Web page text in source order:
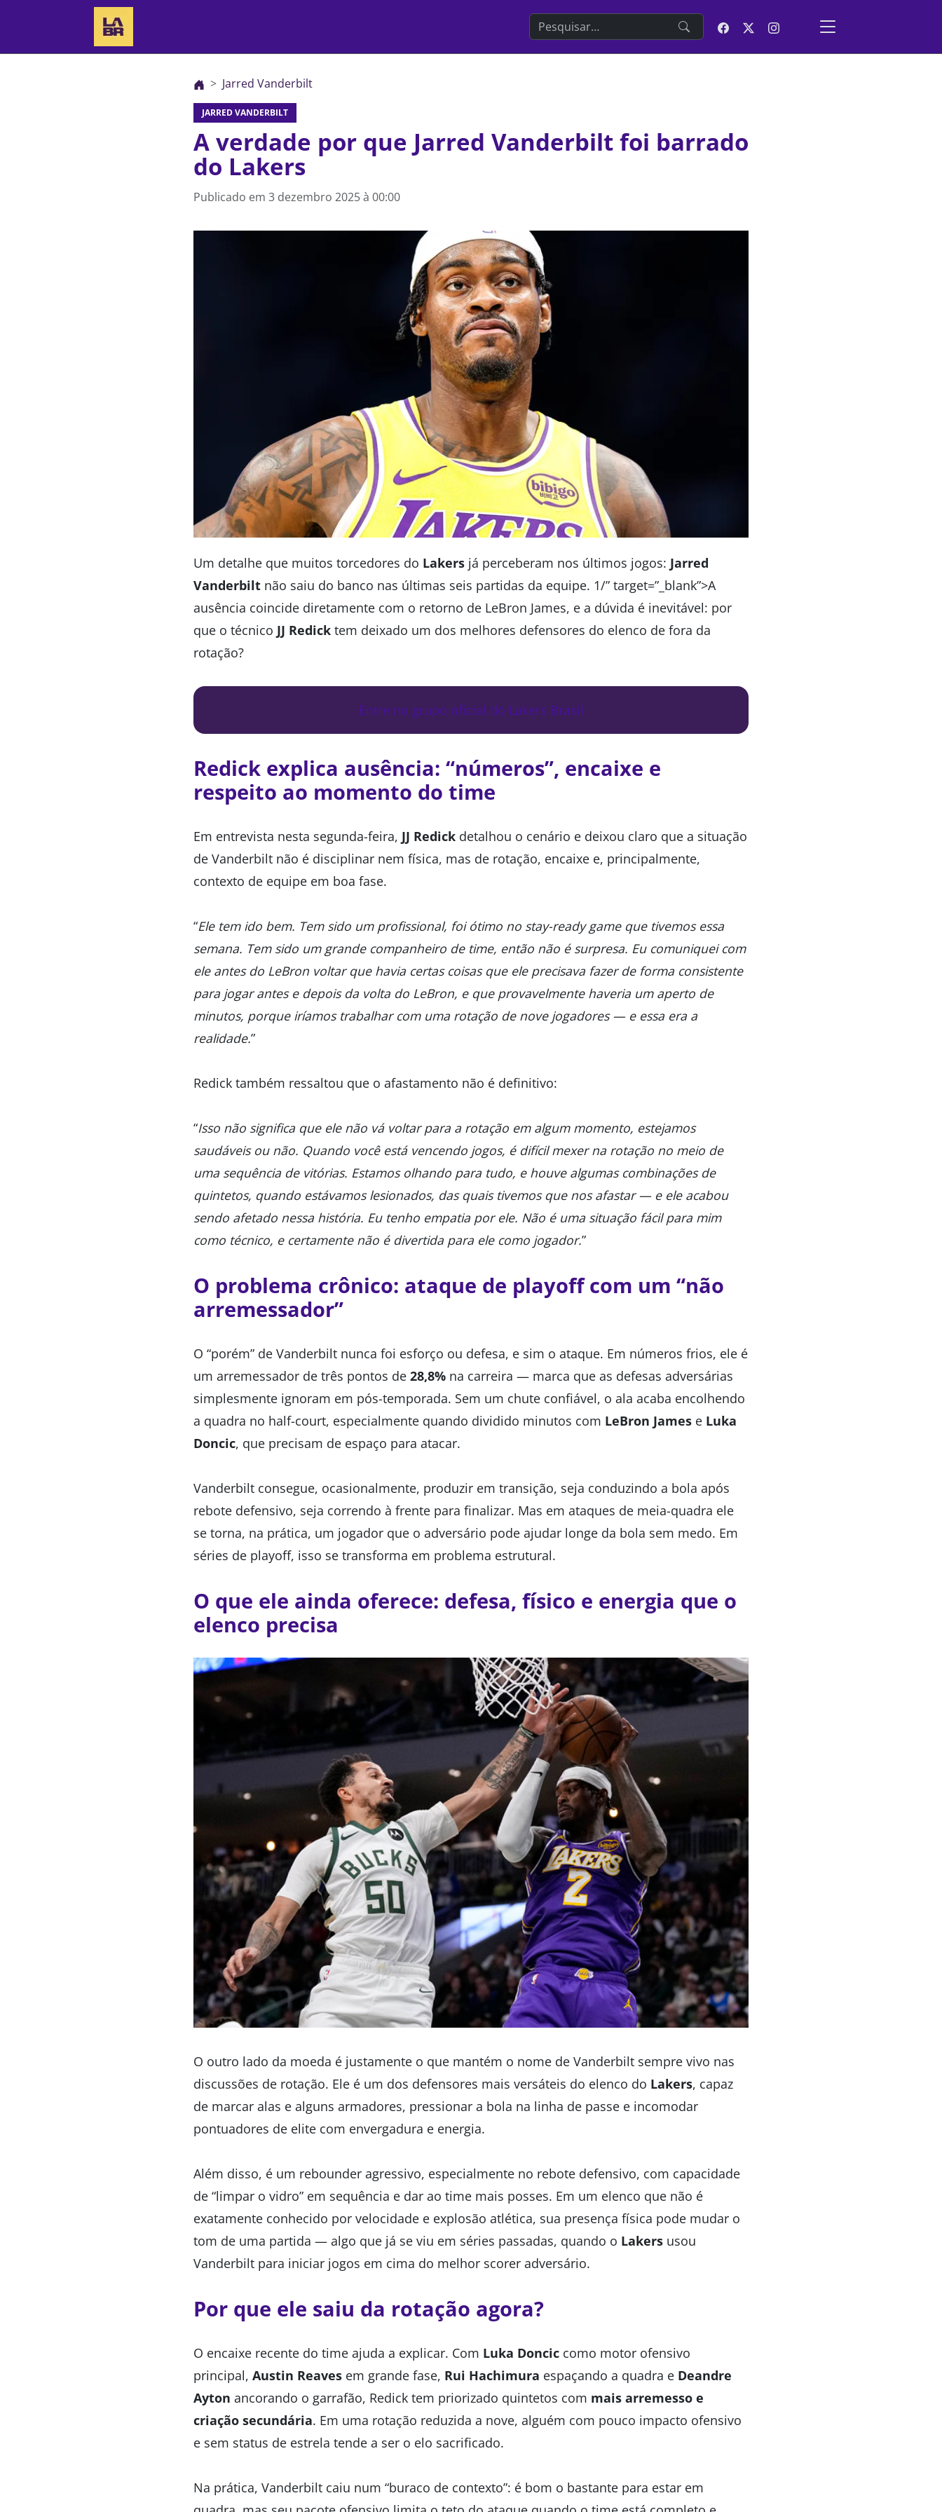
Search the website
Jarred Vanderbilt
JARRED VANDERBILT
A verdade por que Jarred Vanderbilt foi barrado
do Lakers
Publicado em 3 dezembro 2025 à 00:00
Um detalhe que muitos torcedores do Lakers já perceberam nos últimos jogos: Jarred
Vanderbilt não saiu do banco nas últimas seis partidas da equipe. 1/” target=”_blank”>A
ausência coincide diretamente com o retorno de LeBron James, e a dúvida é inevitável: por
que o técnico JJ Redick tem deixado um dos melhores defensores do elenco de fora da
rotação?
Entre no grupo oficial do Lakers Brasil
Redick explica ausência: “números”, encaixe e
respeito ao momento do time
Em entrevista nesta segunda-feira, JJ Redick detalhou o cenário e deixou claro que a situação
de Vanderbilt não é disciplinar nem física, mas de rotação, encaixe e, principalmente,
contexto de equipe em boa fase.
“Ele tem ido bem. Tem sido um profissional, foi ótimo no stay-ready game que tivemos essa
semana. Tem sido um grande companheiro de time, então não é surpresa. Eu comuniquei com
ele antes do LeBron voltar que havia certas coisas que ele precisava fazer de forma consistente
para jogar antes e depois da volta do LeBron, e que provavelmente haveria um aperto de
minutos, porque iríamos trabalhar com uma rotação de nove jogadores — e essa era a
realidade.”
Redick também ressaltou que o afastamento não é definitivo:
“Isso não significa que ele não vá voltar para a rotação em algum momento, estejamos
saudáveis ou não. Quando você está vencendo jogos, é difícil mexer na rotação no meio de
uma sequência de vitórias. Estamos olhando para tudo, e houve algumas combinações de
quintetos, quando estávamos lesionados, das quais tivemos que nos afastar — e ele acabou
sendo afetado nessa história. Eu tenho empatia por ele. Não é uma situação fácil para mim
como técnico, e certamente não é divertida para ele como jogador.”
O problema crônico: ataque de playoff com um “não
arremessador”
O “porém” de Vanderbilt nunca foi esforço ou defesa, e sim o ataque. Em números frios, ele é
um arremessador de três pontos de 28,8% na carreira — marca que as defesas adversárias
simplesmente ignoram em pós-temporada. Sem um chute confiável, o ala acaba encolhendo
a quadra no half-court, especialmente quando dividido minutos com LeBron James e Luka
Doncic, que precisam de espaço para atacar.
Vanderbilt consegue, ocasionalmente, produzir em transição, seja conduzindo a bola após
rebote defensivo, seja correndo à frente para finalizar. Mas em ataques de meia-quadra ele
se torna, na prática, um jogador que o adversário pode ajudar longe da bola sem medo. Em
séries de playoff, isso se transforma em problema estrutural.
O que ele ainda oferece: defesa, físico e energia que o
elenco precisa
O outro lado da moeda é justamente o que mantém o nome de Vanderbilt sempre vivo nas
discussões de rotação. Ele é um dos defensores mais versáteis do elenco do Lakers, capaz
de marcar alas e alguns armadores, pressionar a bola na linha de passe e incomodar
pontuadores de elite com envergadura e energia.
Além disso, é um rebounder agressivo, especialmente no rebote defensivo, com capacidade
de “limpar o vidro” em sequência e dar ao time mais posses. Em um elenco que não é
exatamente conhecido por velocidade e explosão atlética, sua presença física pode mudar o
tom de uma partida — algo que já se viu em séries passadas, quando o Lakers usou
Vanderbilt para iniciar jogos em cima do melhor scorer adversário.
Por que ele saiu da rotação agora?
O encaixe recente do time ajuda a explicar. Com Luka Doncic como motor ofensivo
principal, Austin Reaves em grande fase, Rui Hachimura espaçando a quadra e Deandre
Ayton ancorando o garrafão, Redick tem priorizado quintetos com mais arremesso e
criação secundária. Em uma rotação reduzida a nove, alguém com pouco impacto ofensivo
e sem status de estrela tende a ser o elo sacrificado.
Na prática, Vanderbilt caiu num “buraco de contexto”: é bom o bastante para estar em